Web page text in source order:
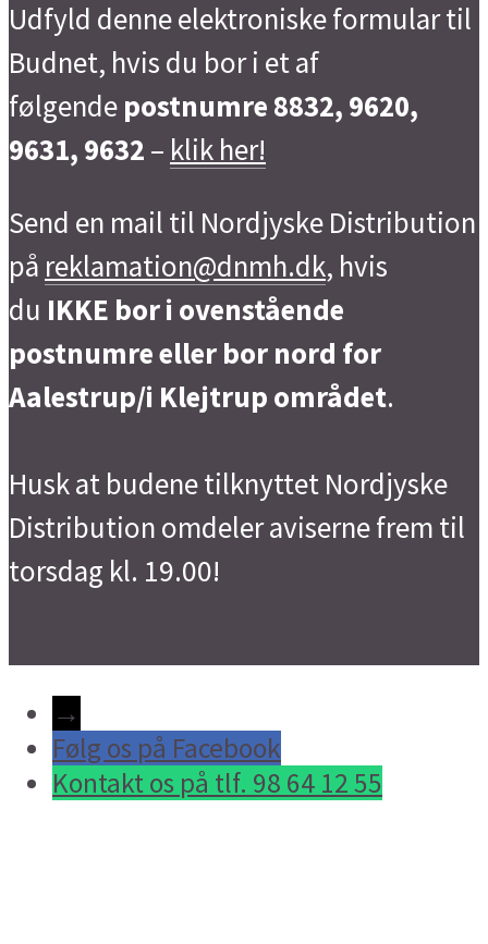
Udfyld denne elektroniske formular til
Budnet, hvis du bor i et af
følgende postnumre 8832, 9620,
9631, 9632 – klik her!
Send en mail til Nordjyske Distribution
på reklamation@dnmh.dk, hvis
du IKKE bor i ovenstående
postnumre eller bor nord for
Aalestrup/i Klejtrup området.
Husk at budene tilknyttet Nordjyske
Distribution omdeler aviserne frem til
torsdag kl. 19.00!
→
Følg os på Facebook
Kontakt os på tlf. 98 64 12 55